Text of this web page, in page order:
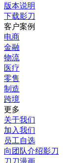
版本说明
下载影刀
客户案例
电商
金融
物流
医疗
零售
制造
跨境
更多
关于我们
加入我们
员工自选
向团队介绍影刀
刀刀漫画